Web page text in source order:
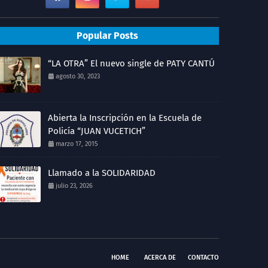
Popular Posts
“LA OTRA” El nuevo single de PATY CANTÚ
agosto 30, 2023
Abierta la Inscripción en la Escuela de
Policía “JUAN VUCETICH”
marzo 17, 2015
Llamado a la SOLIDARIDAD
julio 23, 2026
HOME ACERCA DE CONTACTO